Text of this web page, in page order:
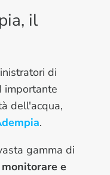
il
di
importante
dell'acqua,
.
gamma di
monitorare e